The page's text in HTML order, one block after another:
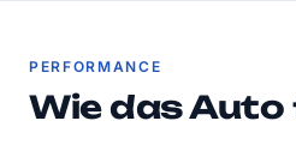
PERFORMANCE
Wie das